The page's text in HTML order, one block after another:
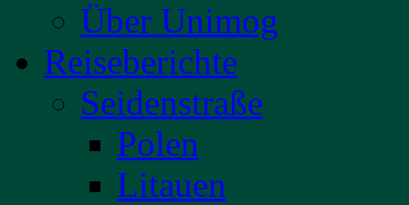
Über Unimog
Reiseberichte
Seidenstraße
Polen
Litauen